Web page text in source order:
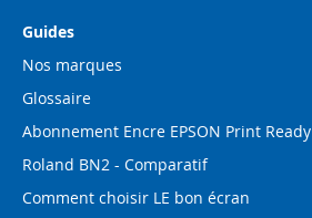
Guides
Nos marques
Glossaire
Abonnement Encre EPSON Print Ready
Roland BN2 - Comparatif
Comment choisir LE bon écran